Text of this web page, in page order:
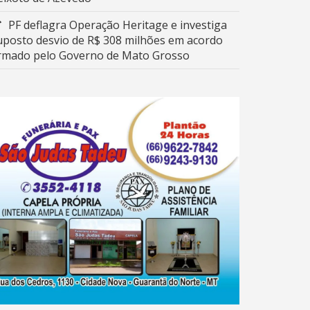
PF deflagra Operação Heritage e investiga
desvio de R$ 308 milhões em acordo
pelo Governo de Mato Grosso